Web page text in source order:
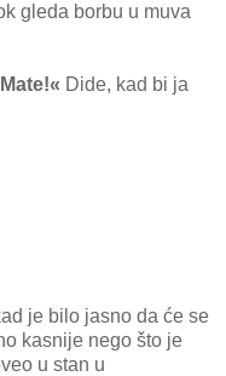
gleda borbu u muva
Dide, kad bi ja
je bilo jasno da će se
kasnije nego što je
u stan u